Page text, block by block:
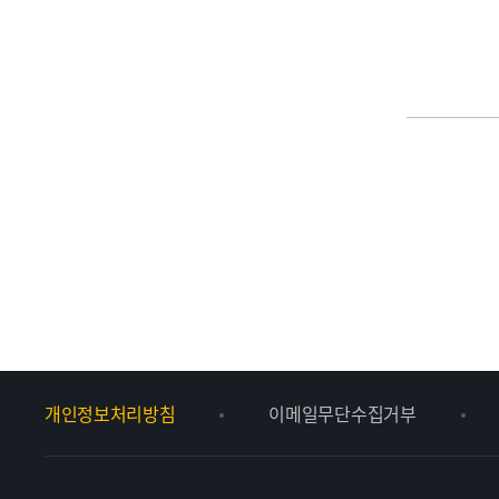
개인정보처리방침 이메일무단수집거부